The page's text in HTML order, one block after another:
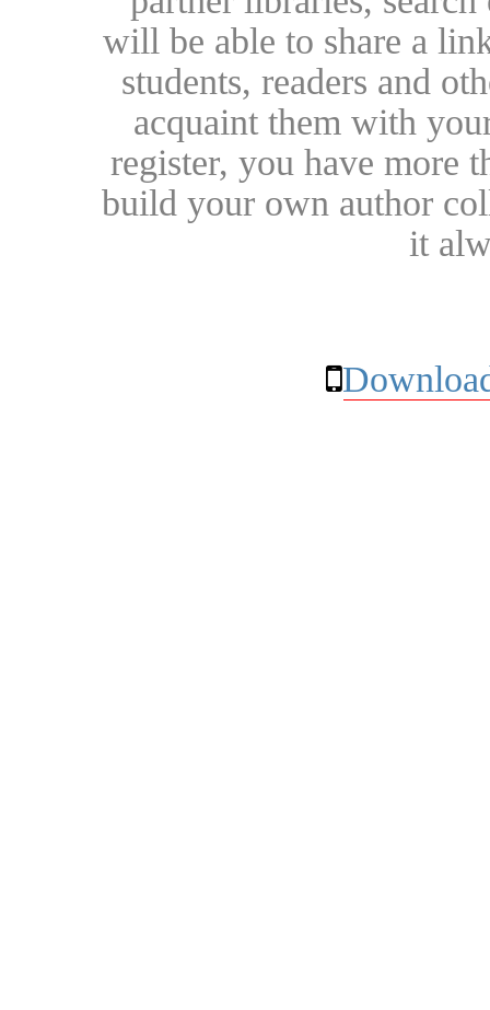
will be able to share a
students, readers and
acquaint them with
register, you have more
build your own author
it